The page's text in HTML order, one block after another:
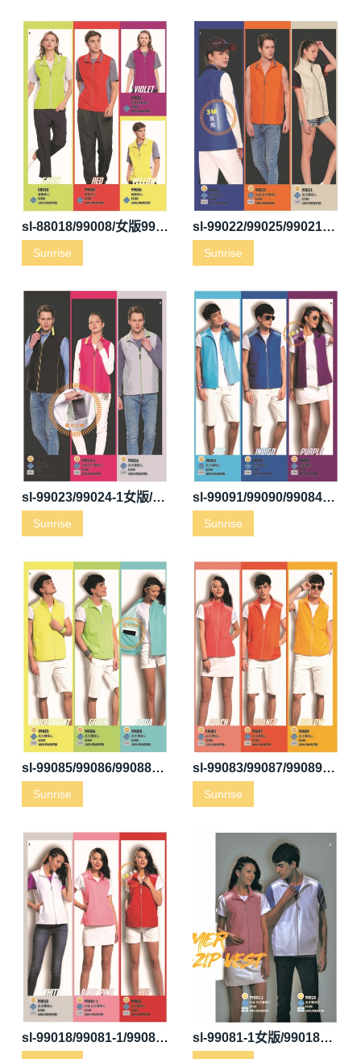
sl-88018/99008/女版99001/99006透氣背心
Sunrise
sl-99022/99025/99021反光薄背心
Sunrise
sl-99023/99024-1女版/99026反光薄背心
Sunrise
sl-99091/99090/99084反光薄背心
Sunrise
sl-99085/99086/99088反光薄背心
Sunrise
sl-99083/99087/99089反光薄背心
Sunrise
sl-99018/99081-1/99082反光薄背心 sl-99081-1女版/99018反光薄背心